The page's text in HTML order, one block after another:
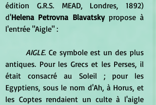
édition G.R.S. MEAD, Londres, 1892)
d'Helena Petrovna Blavatsky propose à
l'entrée "Aigle" :
	AIGLE
. Ce symbole est un des plus
antiques. Pour les Grecs et les Perses, il
était consacré au Soleil ; pour les
Egyptiens, sous le nom d'Ah, à Horus, et
les Coptes rendaient un culte à l'aigle